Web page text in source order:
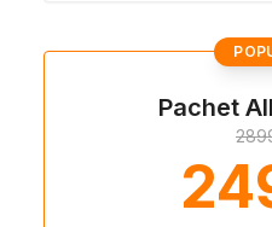
Pachet